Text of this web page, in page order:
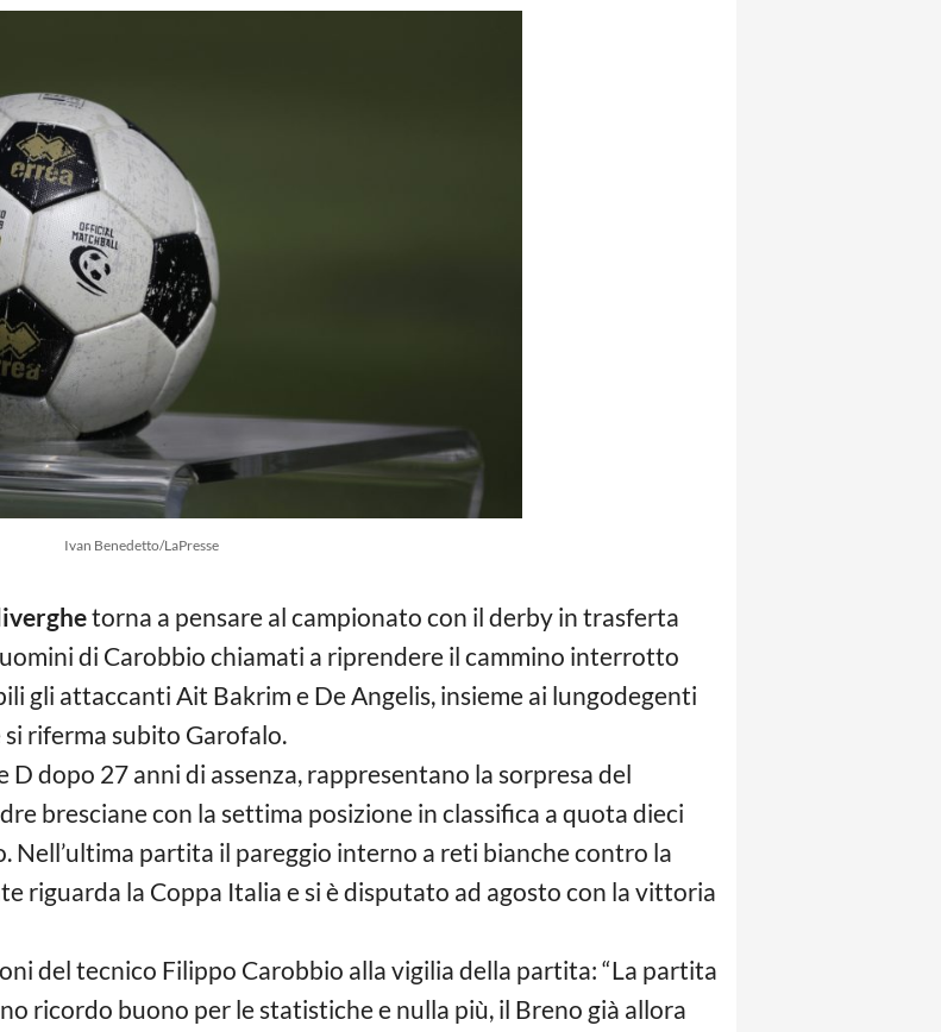
Ivan Benedetto/LaPresse
torna a pensare al campionato con il derby in trasferta
di Carobbio chiamati a riprendere il cammino interrotto
gli attaccanti Ait Bakrim e De Angelis, insieme ai lungodegenti
riferma subito Garofalo.
D dopo 27 anni di assenza, rappresentano la sorpresa del
bresciane con la settima posizione in classifica a quota dieci
partita il pareggio interno a reti bianche contro la
riguarda la Coppa Italia e si è disputato ad agosto con la vittoria
del tecnico Filippo Carobbio alla vigilia della partita: “La partita
ricordo buono per le statistiche e nulla più, il Breno già allora